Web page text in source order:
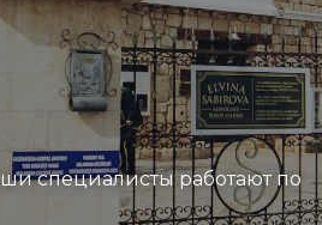
специалисты работают по